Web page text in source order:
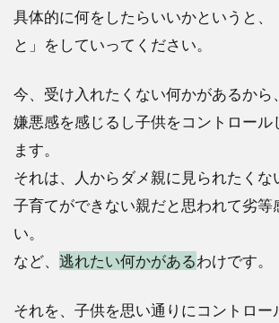
具体的に何をしたらいいかというと、
と」をしていってください。
今、受け入れたくない何かがあるから
嫌悪感を感じるし子供をコントロール
ます。
それは、人からダメ親に見られたくな
子育てができない親だと思われて劣等
い。
など、 逃れたい何かがあるわけです。
それを、子供を思い通りにコントロー